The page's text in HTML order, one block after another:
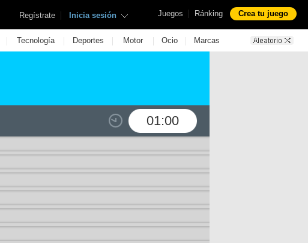
Juegos | Ránking Crea tu juego
Regístrate | Inicia sesión
| Tecnología | Deportes | Motor | Ocio | Marcas
01:00